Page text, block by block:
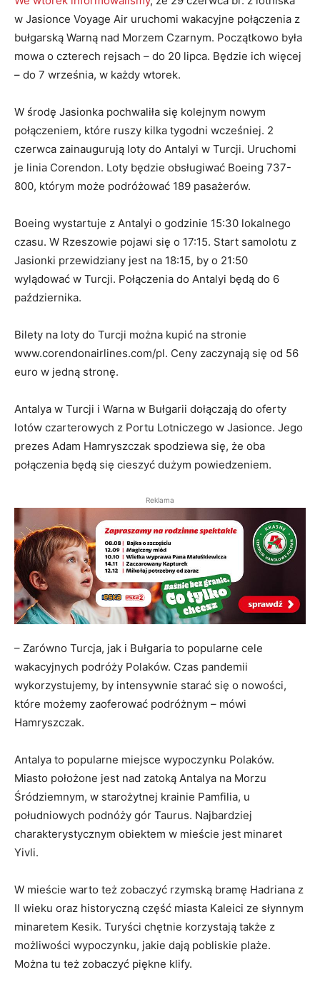
w Jasionce Voyage Air uruchomi wakacyjne połączenia z
bułgarską Warną nad Morzem Czarnym. Początkowo była
mowa o czterech rejsach – do 20 lipca. Będzie ich więcej
– do 7 września, w każdy wtorek.
W środę Jasionka pochwaliła się kolejnym nowym
połączeniem, które ruszy kilka tygodni wcześniej. 2
czerwca zainaugurują loty do Antalyi w Turcji. Uruchomi
je linia Corendon. Loty będzie obsługiwać Boeing 737-
800, którym może podróżować 189 pasażerów.
Boeing wystartuje z Antalyi o godzinie 15:30 lokalnego
czasu. W Rzeszowie pojawi się o 17:15. Start samolotu z
Jasionki przewidziany jest na 18:15, by o 21:50
wylądować w Turcji. Połączenia do Antalyi będą do 6
października.
Bilety na loty do Turcji można kupić na stronie
www.corendonairlines.com/pl. Ceny zaczynają się od 56
euro w jedną stronę.
Antalya w Turcji i Warna w Bułgarii dołączają do oferty
lotów czarterowych z Portu Lotniczego w Jasionce. Jego
prezes Adam Hamryszczak spodziewa się, że oba
połączenia będą się cieszyć dużym powiedzeniem.
Reklama
– Zarówno Turcja, jak i Bułgaria to popularne cele
wakacyjnych podróży Polaków. Czas pandemii
wykorzystujemy, by intensywnie starać się o nowości,
które możemy zaoferować podróżnym – mówi
Hamryszczak.
Antalya to popularne miejsce wypoczynku Polaków.
Miasto położone jest nad zatoką Antalya na Morzu
Śródziemnym, w starożytnej krainie Pamfilia, u
południowych podnóży gór Taurus. Najbardziej
charakterystycznym obiektem w mieście jest minaret
Yivli.
W mieście warto też zobaczyć rzymską bramę Hadriana z
II wieku oraz historyczną część miasta Kaleici ze słynnym
minaretem Kesik. Turyści chętnie korzystają także z
możliwości wypoczynku, jakie dają pobliskie plaże.
Można tu też zobaczyć piękne klify.